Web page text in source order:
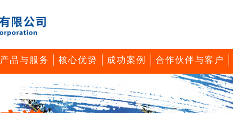
产品与服务 核心优势 成功案例 合作伙伴与客户